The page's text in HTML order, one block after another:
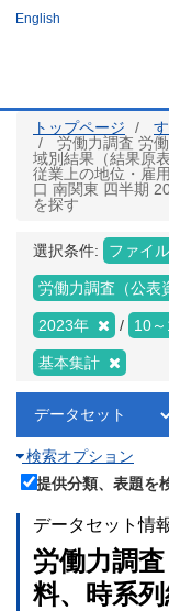
ツ
English
トップページ
労働力調査 労
域別結果（結果原
従業上の地位・雇
口 南関東 四半期
を探す
選択条件: ファイル
労働力調査（公表
2023年 10
基本集計
検索オプション
提供分類、表題を
データセット情
労働力調
料、時系